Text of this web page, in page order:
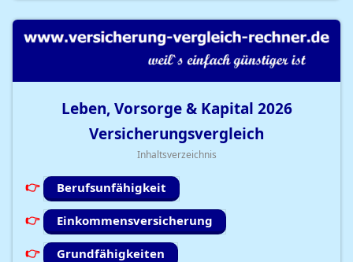
Leben, Vorsorge & Kapital 2026
Versicherungsvergleich
Inhaltsverzeichnis
Berufsunfähigkeit
Einkommensversicherung
Grundfähigkeiten